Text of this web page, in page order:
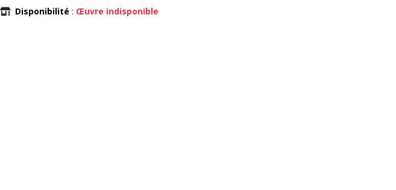
Disponibilité : Œuvre indisponible